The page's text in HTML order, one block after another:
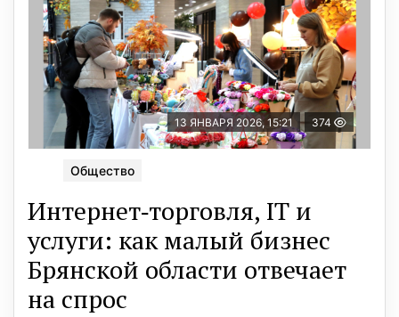
13 ЯНВАРЯ 2026, 15:21 374
Общество
Интернет‑торговля, IT и
услуги: как малый бизнес
Брянской области отвечает
на спрос